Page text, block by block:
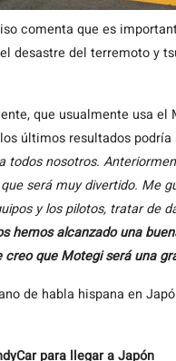
comenta que es
desastre del terremoto y
que usualmente usa
últimos resultados
todos nosotros.
será muy divertido. Me
y los pilotos, tratar de
hemos alcanzado una
que Motegi será una
de habla hispana en
para llegar a Japón